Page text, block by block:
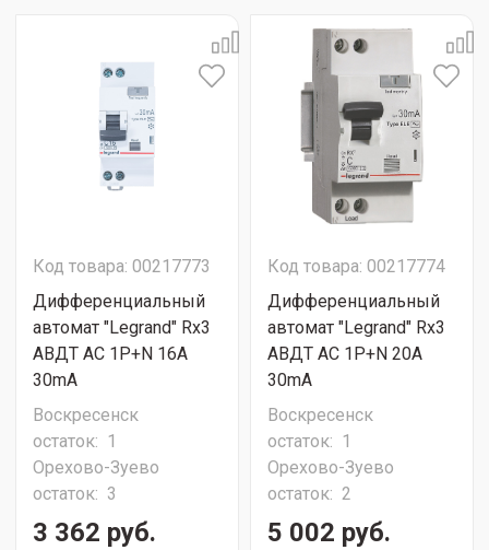
Код товара: 00217773
Дифференциальный
автомат "Legrand" Rx3
АВДТ АC 1Р+N 16A
30mA
Воскресенск
остаток: 1
Орехово-Зуево
остаток: 3
3 362 руб.
Код товара: 00217774
Дифференциальный
автомат "Legrand" Rx3
АВДТ АC 1Р+N 20A
30mA
Воскресенск
остаток: 1
Орехово-Зуево
остаток: 2
5 002 руб.